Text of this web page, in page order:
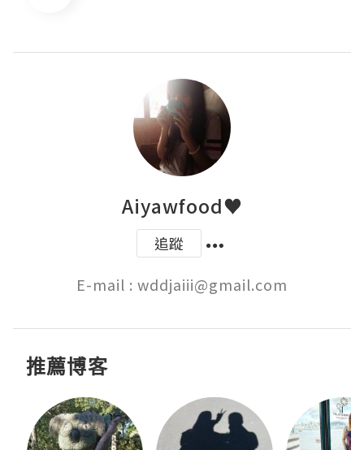
Aiyawfood♥
追蹤
E-mail : wddjaiii@gmail.com
推薦博客